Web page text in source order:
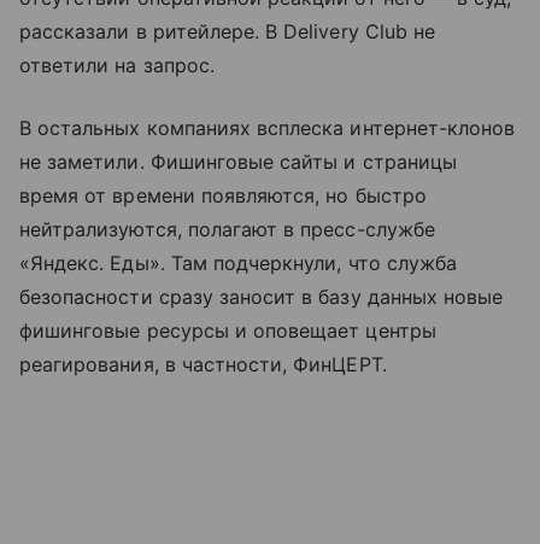
рассказали в ритейлере. В Delivery Club не
ответили на запрос.
В остальных компаниях всплеска интернет-клонов
не заметили. Фишинговые сайты и страницы
время от времени появляются, но быстро
нейтрализуются, полагают в пресс-службе
«Яндекс. Еды». Там подчеркнули, что служба
безопасности сразу заносит в базу данных новые
фишинговые ресурсы и оповещает центры
реагирования, в частности, ФинЦЕРТ.